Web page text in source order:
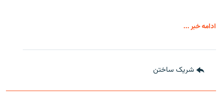
ادامه خبر ...
شریک ساختن